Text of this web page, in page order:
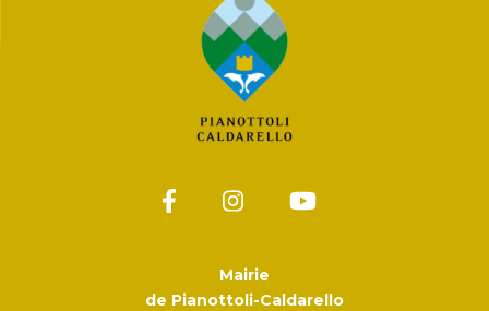
Mairie
de Pianottoli-Caldarello